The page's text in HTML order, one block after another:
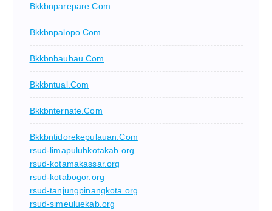
Bkkbnparepare.com
Bkkbnpalopo.com
Bkkbnbaubau.com
Bkkbntual.com
Bkkbnternate.com
Bkkbntidorekepulauan.com
rsud-limapuluhkotakab.org
rsud-kotamakassar.org
rsud-kotabogor.org
rsud-tanjungpinangkota.org
rsud-simeuluekab.org